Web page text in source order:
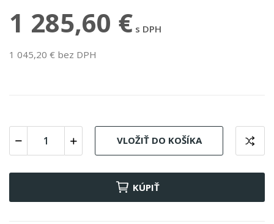
1 285,60 € s DPH
1 045,20 € bez DPH
VLOŽIŤ DO KOŠÍKA
KÚPIŤ